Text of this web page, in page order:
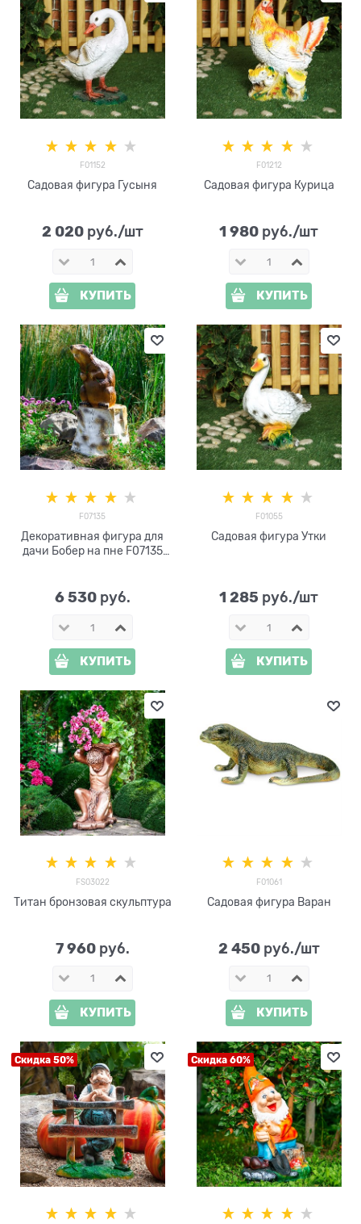
F01152
Садовая фигура Гусыня
2 020 руб./шт
КУПИТЬ
F01212
Садовая фигура Курица
1 980 руб./шт
КУПИТЬ
F07135
Декоративная фигура для
дачи Бобер на пне F07135
6 530 руб.
КУПИТЬ
F01055
Садовая фигура Утки
1 285 руб./шт
КУПИТЬ
FS03022
Титан бронзовая скульптура
7 960 руб.
КУПИТЬ
F01061
Садовая фигура Варан
2 450 руб./шт
КУПИТЬ
Скидка 50% Скидка 60%